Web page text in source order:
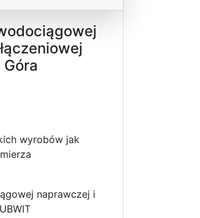
wyrobów jak
naprawczej i